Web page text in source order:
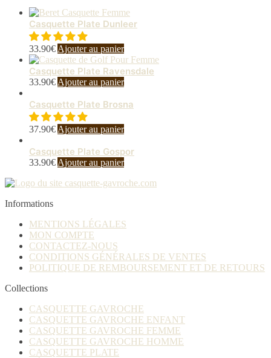
Casquette Plate Dunleer
33.90€ Ajouter au panier
Casquette Plate Ravensdale
33.90€ Ajouter au panier
Casquette Plate Brosna
37.90€ Ajouter au panier
Casquette Plate Gospor
33.90€ Ajouter au panier
Informations
MENTIONS LÉGALES
MON COMPTE
CONTACTEZ-NOUS
CONDITIONS GÉNÉRALES DE VENTES
POLITIQUE DE REMBOURSEMENT ET DE RETOURS
Collections
CASQUETTE GAVROCHE
CASQUETTE GAVROCHE ENFANT
CASQUETTE GAVROCHE FEMME
CASQUETTE GAVROCHE HOMME
CASQUETTE PLATE